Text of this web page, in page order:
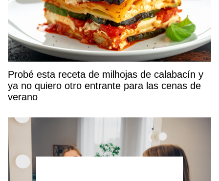
Probé esta receta de milhojas de calabacín y
ya no quiero otro entrante para las cenas de
verano